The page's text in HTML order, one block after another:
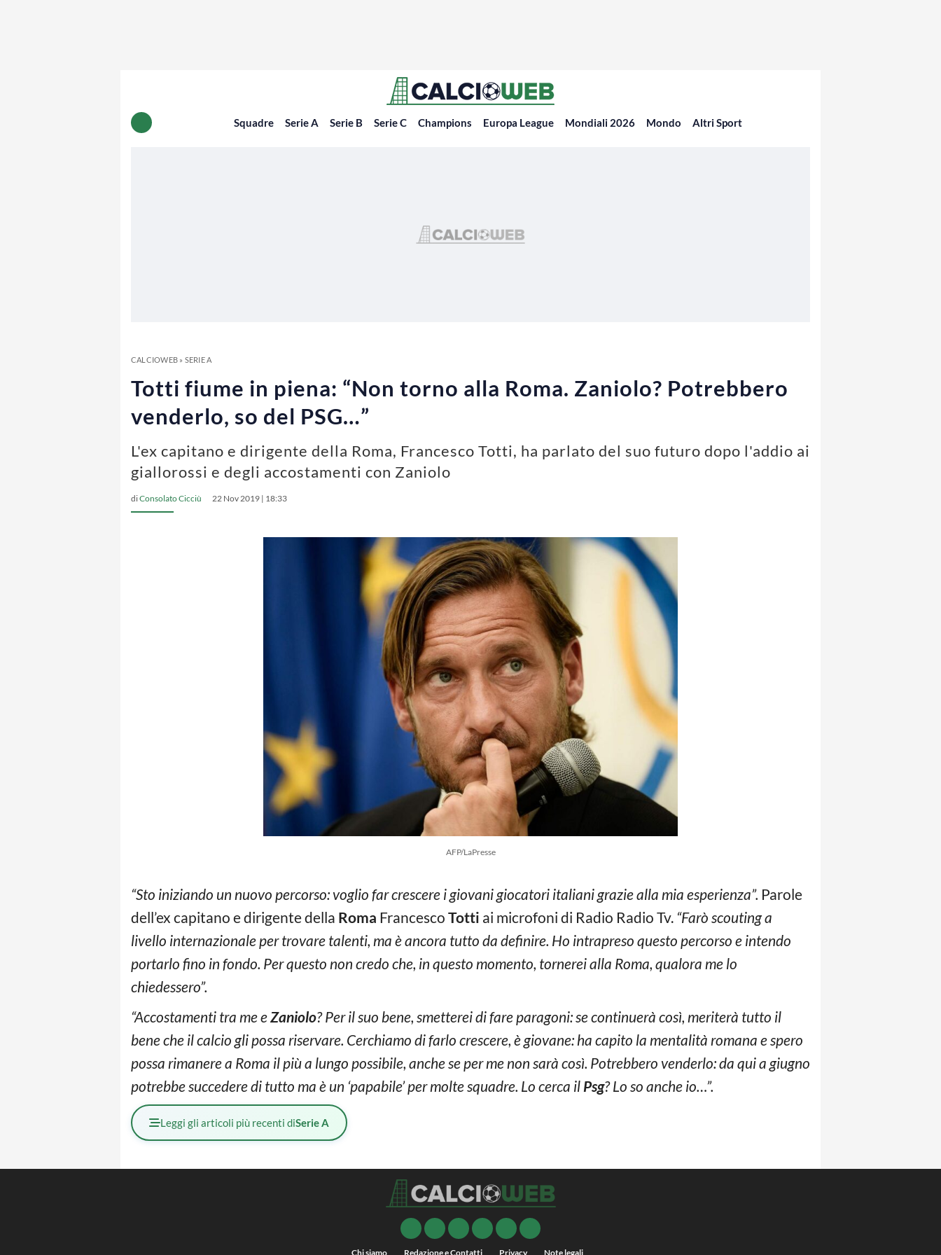
Squadre Serie A Serie B Serie C Champions Europa League Mondiali 2026 Mondo Altri Sport
CALCIOWEB» SERIE A
Totti fiume in piena: “Non torno alla Roma. Zaniolo? Potrebbero
venderlo, so del PSG…”
L'ex capitano e dirigente della Roma, Francesco Totti, ha parlato del suo futuro dopo l'addio ai
giallorossi e degli accostamenti con Zaniolo
diConsolato Cicciù 22 Nov 2019 | 18:33
AFP/LaPresse
“Sto iniziando un nuovo percorso: voglio far crescere i giovani giocatori italiani grazie alla mia esperienza”. Parole
dell’ex capitano e dirigente della Roma Francesco Totti ai microfoni di Radio Radio Tv. “Farò scouting a
livello internazionale per trovare talenti, ma è ancora tutto da definire. Ho intrapreso questo percorso e intendo
portarlo fino in fondo. Per questo non credo che, in questo momento, tornerei alla Roma, qualora me lo
chiedessero”.
“Accostamenti tra me eZaniolo? Per il suo bene, smetterei di fare paragoni: se continuerà così, meriterà tutto il
bene che il calcio gli possa riservare. Cerchiamo di farlo crescere, è giovane: ha capito la mentalità romana e spero
possa rimanere a Roma il più a lungo possibile, anche se per me non sarà così. Potrebbero venderlo: da qui a giugno
potrebbe succedere di tutto ma è un ‘papabile’ per molte squadre. Lo cerca il Psg? Lo so anche io…”.
Leggi gli articoli più recenti diSerie A
Chi siamo Redazione e Contatti Privacy Note legali